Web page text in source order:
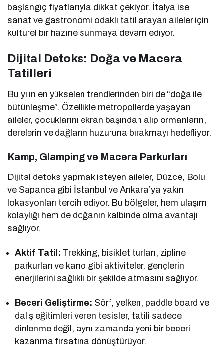
başlangıç fiyatlarıyla dikkat çekiyor. İtalya ise
sanat ve gastronomi odaklı tatil arayan aileler için
kültürel bir hazine sunmaya devam ediyor.
Dijital Detoks: Doğa ve Macera
Tatilleri
Bu yılın en yükselen trendlerinden biri de “doğa ile
bütünleşme”. Özellikle metropollerde yaşayan
aileler, çocuklarını ekran başından alıp ormanların,
derelerin ve dağların huzuruna bırakmayı hedefliyor.
Kamp, Glamping ve Macera Parkurları
Dijital detoks yapmak isteyen aileler, Düzce, Bolu
ve Sapanca gibi İstanbul ve Ankara’ya yakın
lokasyonları tercih ediyor. Bu bölgeler, hem ulaşım
kolaylığı hem de doğanın kalbinde olma avantajı
sağlıyor.
Aktif Tatil: Trekking, bisiklet turları, zipline
parkurları ve kano gibi aktiviteler, gençlerin
enerjilerini sağlıklı bir şekilde atmasını sağlıyor.
Beceri Geliştirme: Sörf, yelken, paddle board ve
dalış eğitimleri veren tesisler, tatili sadece
dinlenme değil, aynı zamanda yeni bir beceri
kazanma fırsatına dönüştürüyor.